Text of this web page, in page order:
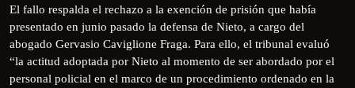
El fallo respalda el rechazo a la exención de prisión que había
presentado en junio pasado la defensa de Nieto, a cargo del
abogado Gervasio Caviglione Fraga. Para ello, el tribunal evaluó
“la actitud adoptada por Nieto al momento de ser abordado por el
personal policial en el marco de un procedimiento ordenado en la